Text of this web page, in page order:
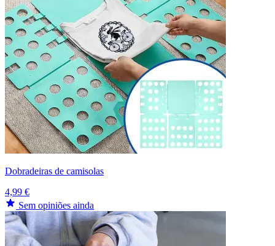
Dobradeiras de camisolas
4,99 €
Sem opiniões ainda